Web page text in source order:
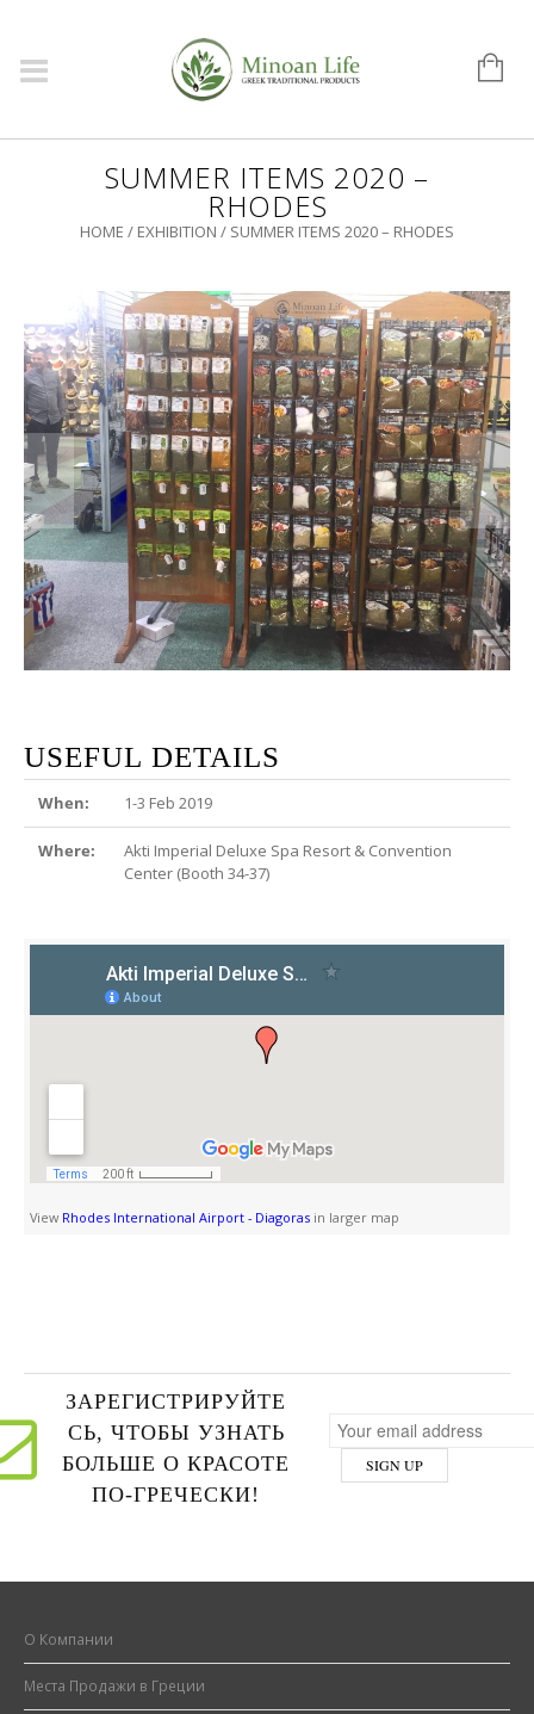
SUMMER ITEMS 2020 –
RHODES
HOME / EXHIBITION / SUMMER ITEMS 2020 – RHODES
USEFUL DETAILS
When: 1-3 Feb 2019
Where:
Akti Imperial Deluxe Spa Resort & Convention
Center (Booth 34-37)
View Rhodes International Airport - Diagoras in larger map
ЗАРЕГИСТРИРУЙТЕ
СЬ, ЧТОБЫ УЗНАТЬ
БОЛЬШЕ О КРАСОТЕ
ПО-ГРЕЧЕСКИ!
О Компании
Места Продажи в Греции